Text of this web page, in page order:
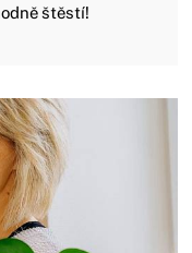
štěstí!